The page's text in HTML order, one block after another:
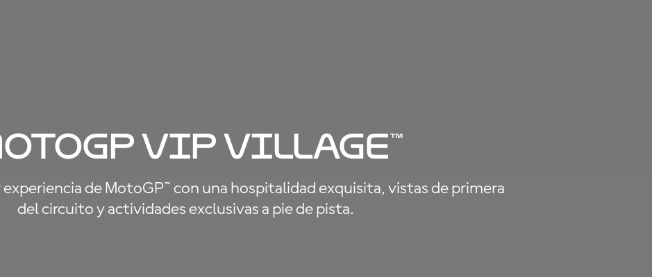
VIP Village™
de MotoGP™ con una hospitalidad exquisita, vistas de primera
del circuito y actividades exclusivas a pie de pista.